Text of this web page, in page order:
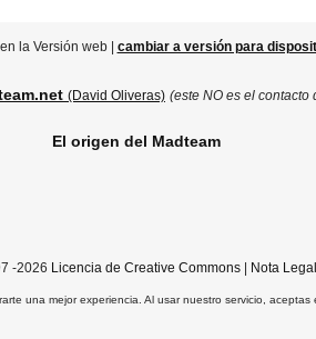
la Versión web | cambiar a versión para
(David Oliveras) (este NO es el contacto
El origen del Madteam
-2026 Licencia de Creative Commons| Nota Legal
una mejor experiencia. Al usar nuestro servicio, aceptas